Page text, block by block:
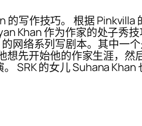
的写作技巧。 根据
Khan 作为作家的处子秀
网络系列写剧本。其中一
先开始他的作家生涯，
SRK 的女儿 Suhana